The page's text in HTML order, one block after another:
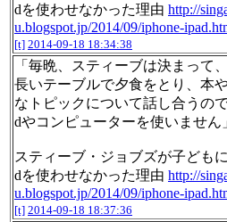
dを使わせなかった理由 http://
u.blogspot.jp/2014/09/iphone-
[t] 2014-09-18 18:34:38
「毎晩、スティーブは決まって
長いテーブルで夕食をとり、本
なトピックについて話し合うの
dやコンピューターを使いません
スティーブ・ジョブズが子ども
dを使わせなかった理由 http://
u.blogspot.jp/2014/09/iphone-
[t] 2014-09-18 18:37:36